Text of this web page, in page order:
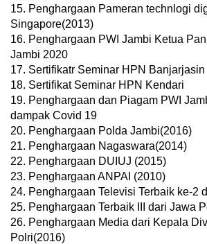
15. Penghargaan Pameran technlogi
Singapore(2013)
16. Penghargaan PWI Jambi Ketua
Jambi 2020
17. Sertifikatr Seminar HPN Banjarjasin
18. Sertifikat Seminar HPN Kendari
19. Penghargaan dan Piagam PWI
dampak Covid 19
20. Penghargaan Polda Jambi(2016)
21. Penghargaan Nagaswara(2014)
22. Penghargaan DUIUJ (2015)
23. Penghargaan ANPAI (2010)
24. Penghargaan Televisi Terbaik ke-2
25. Penghargaan Terbaik III dari Jawa
26. Penghargaan Media dari Kepala
Polri(2016)